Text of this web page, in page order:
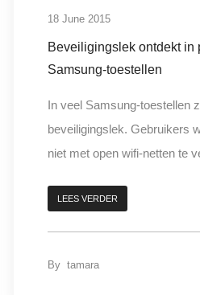
18 June 2015
Beveiligingslek ontdekt in
Samsung-toestellen
In veel Samsung-toestellen
beveiligingslek. Gebruikers
niet met open wifi-netten te
LEES VERDER
By tamara